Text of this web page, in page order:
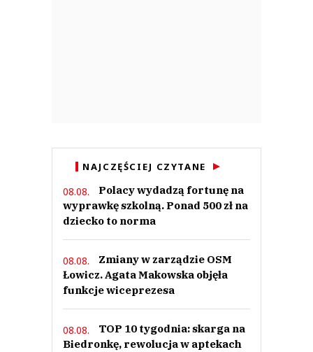
NAJCZĘŚCIEJ CZYTANE
08.08.
Polacy wydadzą fortunę na
wyprawkę szkolną. Ponad 500 zł na
dziecko to norma
08.08.
Zmiany w zarządzie OSM
Łowicz. Agata Makowska objęła
funkcje wiceprezesa
08.08.
TOP 10 tygodnia: skarga na
Biedronkę, rewolucja w aptekach